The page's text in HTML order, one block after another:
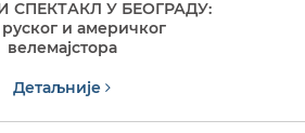
СПЕКТАКЛ У БЕОГРАДУ:
и америчког
велемајстора
Детаљније